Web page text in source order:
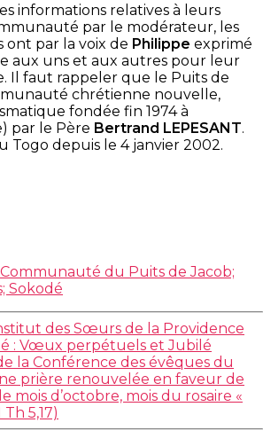
informations relatives à leurs
par le modérateur, les
ont par la voix de Philippe exprimé
aux uns et aux autres pour leur
Il faut rappeler que le Puits de
chrétienne nouvelle,
fondée fin 1974 à
par le Père Bertrand LEPESANT.
Togo depuis le 4 janvier 2002.
Communauté du Puits de Jacob;
Sokodé
des Sœurs de la Providence
: Vœux perpétuels et Jubilé
la Conférence des évêques du
prière renouvelée en faveur de
mois d’octobre, mois du rosaire «
Th 5,17)